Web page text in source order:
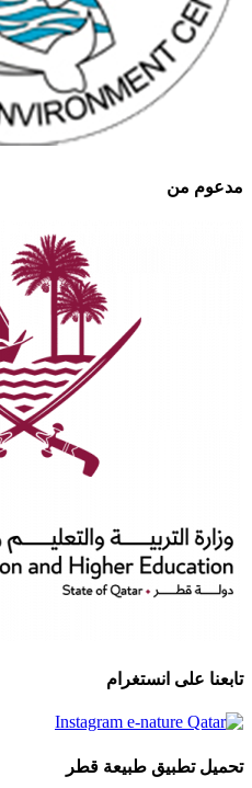
مدعوم من
تابعنا على انستغرام
تحميل تطبيق طبيعة قطر